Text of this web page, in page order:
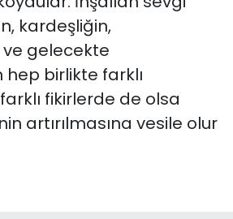
kardeşliğin,
ve gelecekte
birlikte farklı
fikirlerde de olsa
artırılmasına vesile olur